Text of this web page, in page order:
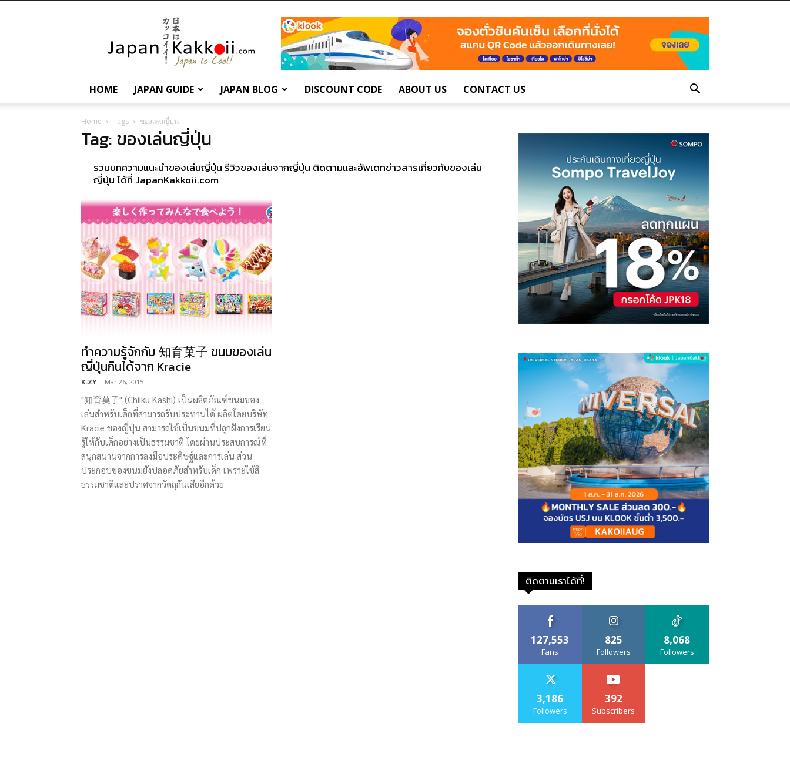
เกี่ยว
กับ
ญี่ปุ่น
และ
การ
ญี่ปุ่น
HOME JAPAN GUIDE JAPAN BLOG DISCOUNT CODE ABOUT US CONTACT US
Home Tags ของเล่นญี่ปุ่น
Tag: ของเล่นญี่ปุ่น
รวมบทความแนะนำของเล่นญี่ปุ่น รีวิวของเล่นจากญี่ปุ่น ติดตามและอัพเดทข่าวสารเกี่ยวกับของเล่น
ญี่ปุ่น ได้ที่ JapanKakkoii.com
ทำความรู้จักกับ 知育菓子 ขนมของเล่น
ญี่ปุ่นกินได้จาก Kracie
K-ZY - Mar 26, 2015
"知育菓子" (Chiiku Kashi) เป็นผลิตภัณฑ์ขนมของ
เล่นสำหรับเด็กที่สามารถรับประทานได้ ผลิตโดยบริษัท
Kracie ของญี่ปุ่น สามารถใช้เป็นขนมที่ปลูกฝังการเรียน
รู้ให้กับเด็กอย่างเป็นธรรมชาติ โดยผ่านประสบการณ์ที่
สนุกสนานจากการลงมือประดิษฐ์และการเล่น ส่วน
ประกอบของขนมยังปลอดภัยสำหรับเด็ก เพราะใช้สี
ธรรมชาติและปราศจากวัตถุกันเสียอีกด้วย
ติดตามเราได้ที่!
127,553
Fans
825
Followers
8,068
Followers
3,186
Followers
392
Subscribers